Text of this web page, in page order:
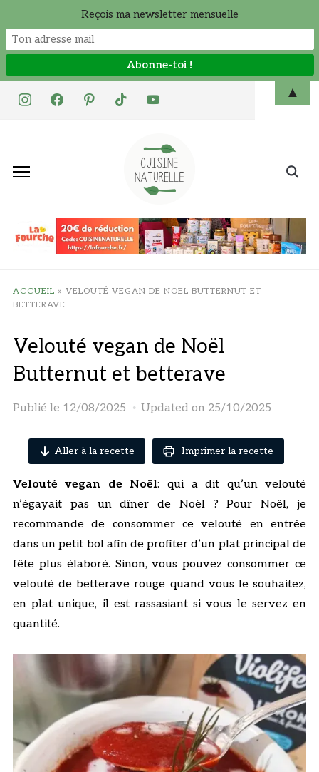
instagramfacebookpinteresttiktok youtube
Search
ACCUEIL » VELOUTÉ VEGAN DE NOËL BUTTERNUT ET
BETTERAVE
Velouté vegan de Noël
Butternut et betterave
Publié le 12/08/2025 Updated on 25/10/2025
Aller à la recette Imprimer la recette
Velouté vegan de Noël: qui a dit qu’un velouté
n’égayait pas un dîner de Noël ? Pour Noël, je
recommande de consommer ce velouté en entrée
dans un petit bol afin de profiter d’un plat principal de
fête plus élaboré. Sinon, vous pouvez consommer ce
velouté de betterave rouge quand vous le souhaitez,
en plat unique, il est rassasiant si vous le servez en
quantité.
Reçois ma newsletter mensuelle
▲